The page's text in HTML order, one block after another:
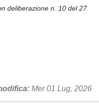
deliberazione n. 10 del 27
Mer 01 Lug, 2026